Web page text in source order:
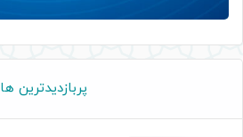
پربازدیدترین ها